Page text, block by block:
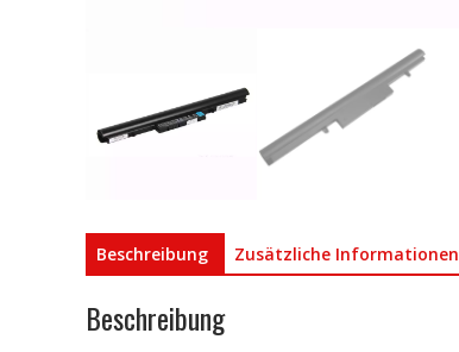
Beschreibung Zusätzliche Informationen
Beschreibung